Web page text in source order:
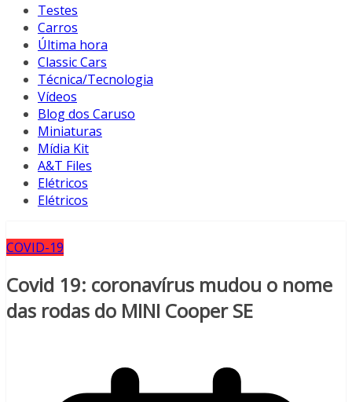
Testes
Carros
Última hora
Classic Cars
Técnica/Tecnologia
Vídeos
Blog dos Caruso
Miniaturas
Mídia Kit
A&T Files
Elétricos
Elétricos
COVID-19
Covid 19: coronavírus mudou o nome
das rodas do MINI Cooper SE